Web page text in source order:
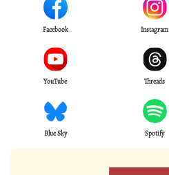
Facebook Instagram
YouTube Threads
Blue Sky Spotify